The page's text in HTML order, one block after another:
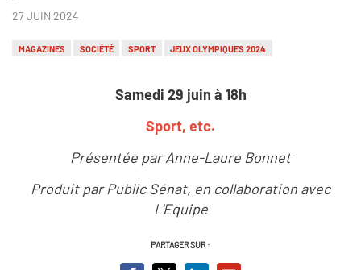
27 JUIN 2024
MAGAZINES SOCIÉTÉ SPORT JEUX OLYMPIQUES 2024
Samedi 29 juin à 18h
Sport, etc.
Présentée par Anne-Laure Bonnet
Produit par Public Sénat, en collaboration avec
L'Equipe
PARTAGER SUR :